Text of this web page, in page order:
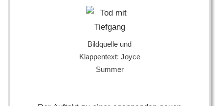
Bildquelle und
Klappentext: Joyce
Summer